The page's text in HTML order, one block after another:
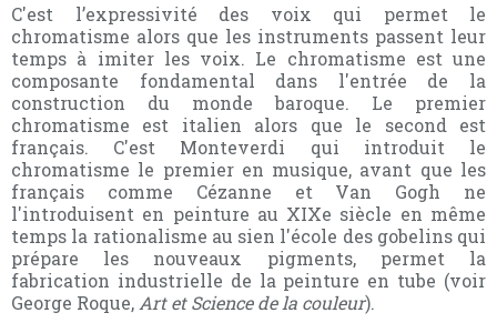
C'est l’expressivité des voix qui permet le
chromatisme alors que les instruments passent leur
temps à imiter les voix. Le chromatisme est une
composante fondamental dans l'entrée de la
construction du monde baroque. Le premier
chromatisme est italien alors que le second est
français. C'est Monteverdi qui introduit le
chromatisme le premier en musique, avant que les
français comme Cézanne et Van Gogh ne
l'introduisent en peinture au XIXe siècle en même
temps la rationalisme au sien l'école des gobelins qui
prépare les nouveaux pigments, permet la
fabrication industrielle de la peinture en tube (voir
George Roque, Art et Science de la couleur).